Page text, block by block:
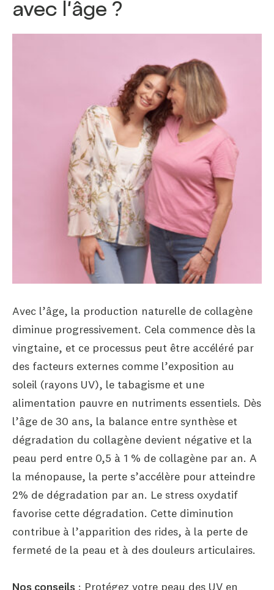
avec l'âge ?
Avec l’âge, la production naturelle de collagène
diminue progressivement. Cela commence dès la
vingtaine, et ce processus peut être accéléré par
des facteurs externes comme l’exposition au
soleil (rayons UV), le tabagisme et une
alimentation pauvre en nutriments essentiels. Dès
l’âge de 30 ans, la balance entre synthèse et
dégradation du collagène devient négative et la
peau perd entre 0,5 à 1 % de collagène par an. A
la ménopause, la perte s’accélère pour atteindre
2% de dégradation par an. Le stress oxydatif
favorise cette dégradation. Cette diminution
contribue à l’apparition des rides, à la perte de
fermeté de la peau et à des douleurs articulaires.
Nos conseils : Protégez votre peau des UV en